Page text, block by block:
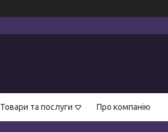
Товари та послуги Про компанію